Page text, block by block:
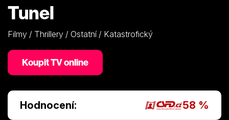
Tunel
Filmy / Thrillery / Ostatní / Katastrofický
Koupit TV online
Hodnocení: 58 %